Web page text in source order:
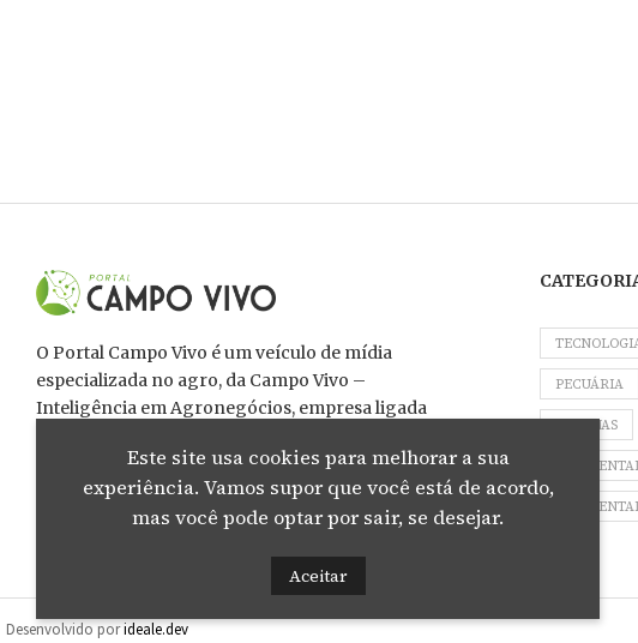
O Portal Campo Vivo é um veículo de mídia
especializada no agro, da Campo Vivo –
Inteligência em Agronegócios, empresa ligada
interessada na valorização das cadeias produtivas
da agropecuária capixaba e nacional.
PECUÁRIA
COLUNAS
Desenvolvido porideale.dev
Este site usa cookies para melhorar a sua
experiência. Vamos supor que você está de acordo,
mas você pode optar por sair, se desejar.
Aceitar